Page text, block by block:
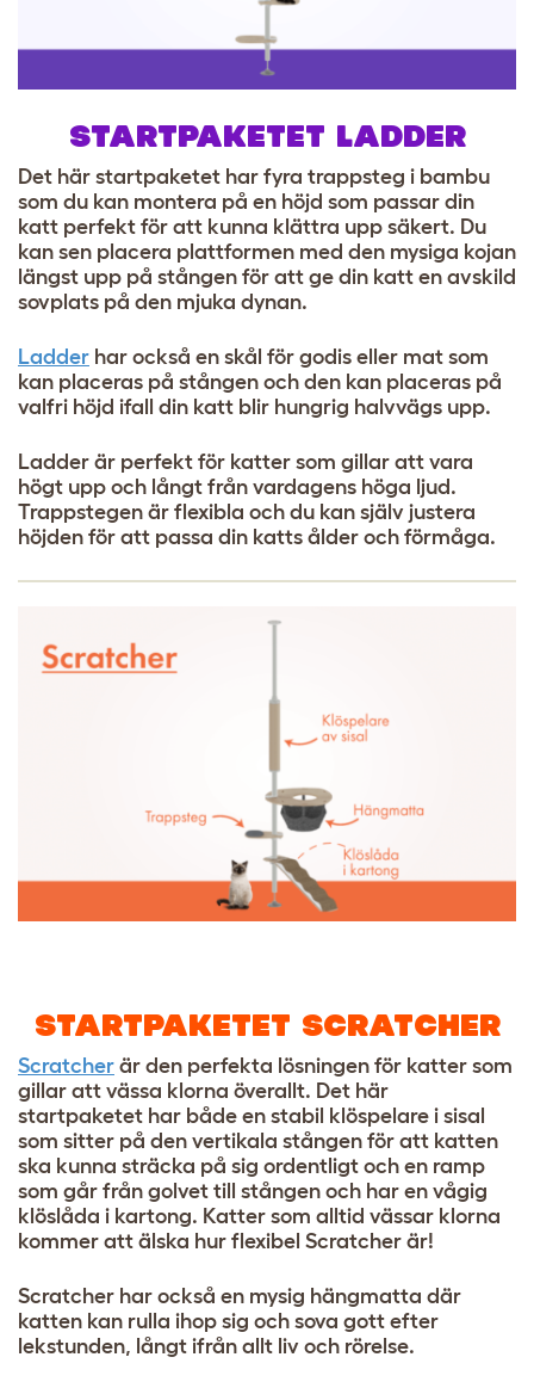
STARTPAKETET LADDER
Det här startpaketet har fyra trappsteg i bambu
som du kan montera på en höjd som passar din
katt perfekt för att kunna klättra upp säkert. Du
kan sen placera plattformen med den mysiga kojan
längst upp på stången för att ge din katt en avskild
sovplats på den mjuka dynan.
Ladder har också en skål för godis eller mat som
kan placeras på stången och den kan placeras på
valfri höjd ifall din katt blir hungrig halvvägs upp.
Ladder är perfekt för katter som gillar att vara
högt upp och långt från vardagens höga ljud.
Trappstegen är flexibla och du kan själv justera
höjden för att passa din katts ålder och förmåga.
STARTPAKETET SCRATCHER
Scratcher är den perfekta lösningen för katter som
gillar att vässa klorna överallt. Det här
startpaketet har både en stabil klöspelare i sisal
som sitter på den vertikala stången för att katten
ska kunna sträcka på sig ordentligt och en ramp
som går från golvet till stången och har en vågig
klöslåda i kartong. Katter som alltid vässar klorna
kommer att älska hur flexibel Scratcher är!
Scratcher har också en mysig hängmatta där
katten kan rulla ihop sig och sova gott efter
lekstunden, långt ifrån allt liv och rörelse.